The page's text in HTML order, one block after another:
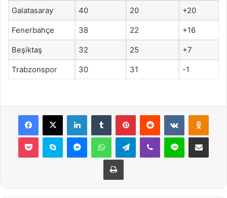
Galatasaray 40 20 +20
Fenerbahçe 38 22 +16
Beşiktaş 32 25 +7
Trabzonspor 30 31 -1
Facebook
X LinkedInTumblr PinterestReddit VKontakte
Pocket Skype MessengerWhatsAppTelegramViber Line E-Posta ile
Yazdır